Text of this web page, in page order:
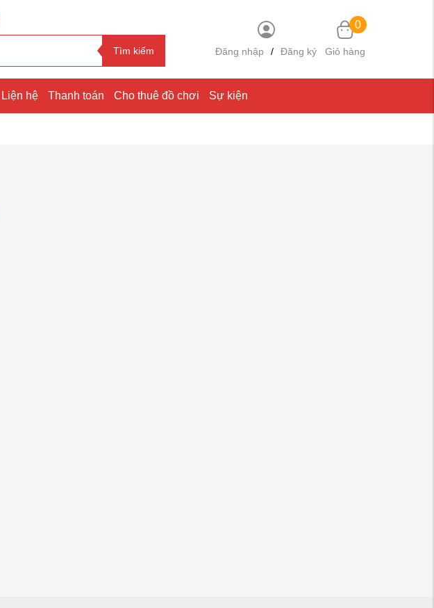
Tìm kiếm Đăng nhập / Đăng ký
0
Giỏ hàng
Liện hệ Thanh toán Cho thuê đồ chơi Sự kiện